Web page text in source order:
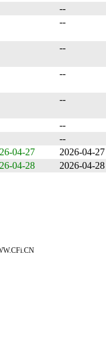
--
--
--
--
--
--
--
04-27
2026-04-27
04-28 2026-04-28